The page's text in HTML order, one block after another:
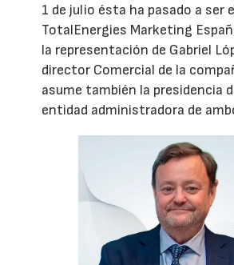
1 de julio ésta ha pasado a ser
TotalEnergies Marketing
la representación de Gabriel
director Comercial de la
asume también la presidencia
entidad administradora de